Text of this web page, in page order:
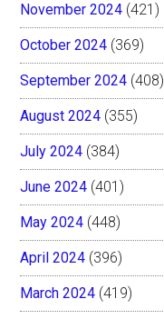
November 2024 (421)
October 2024 (369)
September 2024 (408)
August 2024 (355)
July 2024 (384)
June 2024 (401)
May 2024 (448)
April 2024 (396)
March 2024 (419)